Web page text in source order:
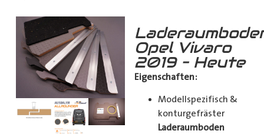
Opel Vivaro
2019 – Heute
Eigenschaften:
Modellspezifisch &
konturgefräster
Laderaumboden